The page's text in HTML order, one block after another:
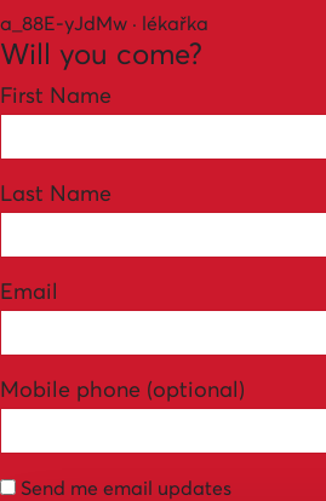
a_88E-yJdMw · lékařka
Will you come?
First Name
Last Name
Email
Mobile phone (optional)
Send me email updates